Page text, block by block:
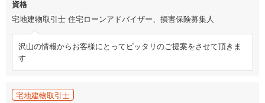
資格
宅地建物取引士 住宅ローンアドバイザー、損害保険募集人
沢山の情報からお客様にとってピッタリのご提案をさせて頂きま
す
宅地建物取引士